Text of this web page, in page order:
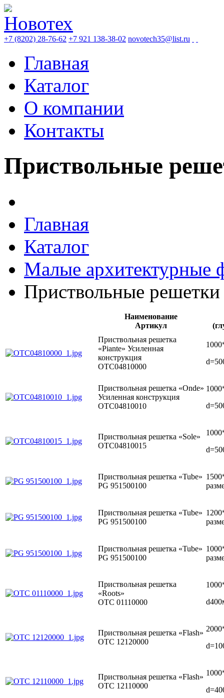
+7 (8202) 28-76-62 +7 921 138-38-02 novotech35@list.ru
Главная
Каталог
О компании
Контакты
Приствольные
Главная
Каталог
Малые архитектурные
Приствольные решетки
Наименование
Артикул
Приствольная решетка
«Piante» Усиленная
конструкция
ОТС04810000
Приствольная решетка «Onde»
Усиленная конструкция
ОТС04810010
Приствольная решетка «Sole»
ОТС04810015
Приствольная решетка «Tube»
PG 951500100
Приствольная решетка «Tube»
PG 951500100
Приствольная решетка «Tube»
PG 951500100
Приствольная решетка
«Roots»
ОТС 01110000
Приствольная решетка «Flash»
ОТС 12120000
Приствольная решетка «Flash»
ОТС 12110000